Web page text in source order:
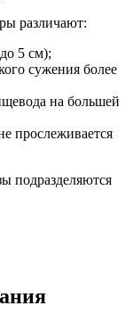
различают:
5 см);
сужения более
на большей
прослеживается
подразделяются